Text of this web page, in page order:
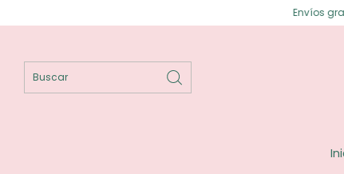
Envíos gratis en Posadas